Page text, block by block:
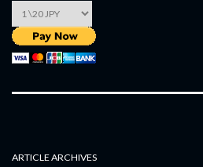
ARTICLE ARCHIVES